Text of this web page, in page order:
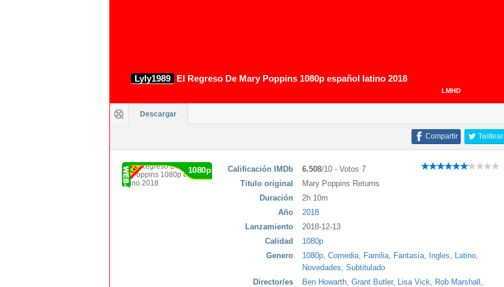
Lyly1989 El Regreso De Mary Poppins 1080p español latino 2018
LMHD
Descargar
Twittear
Compartir
1080p Calificación IMDb 6.508/10 - Votos 7
Titulo original
Mary Poppins Returns
Duración
2h 10m
Año
2018
Lanzamiento
2018-12-13
Calidad
1080p
Genero
1080p, Comedia, Familia, Fantasía, Ingles, Latino,
Novedades, Subtitulado
Director/es
Ben Howarth, Grant Butler, Lisa Vick, Rob Marshall ,